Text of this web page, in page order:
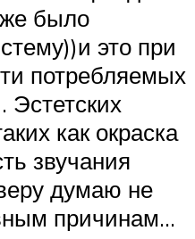
было
это при
потребляемых
Эстетских
как окраска
звучания
думаю не
причинам…